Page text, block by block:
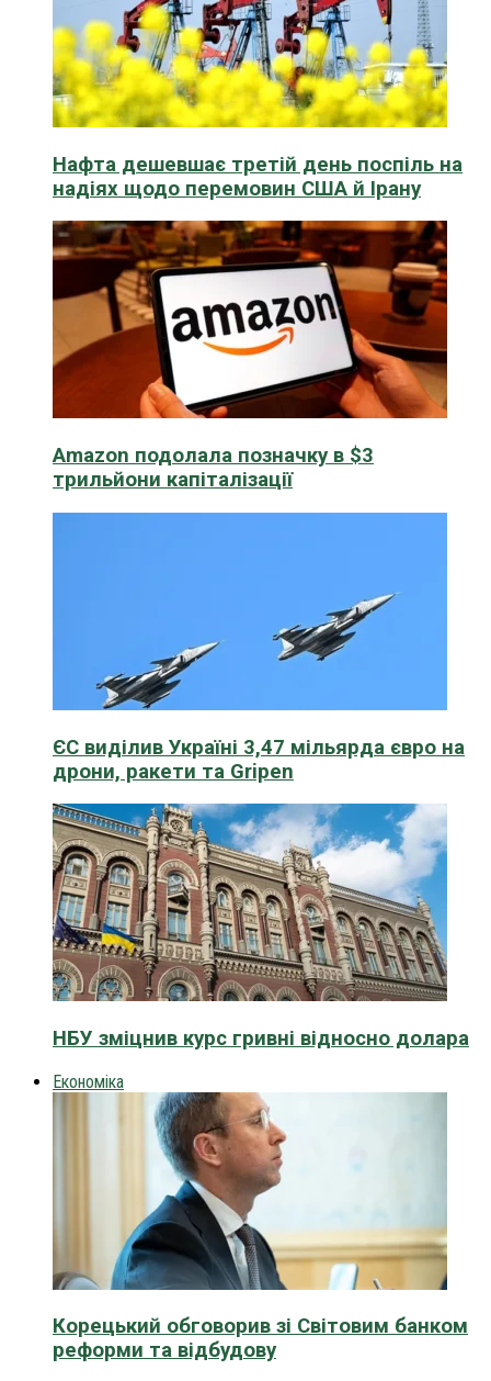
Нафта дешевшає третій день поспіль на
надіях щодо перемовин США й Ірану
Amazon подолала позначку в $3
трильйони капіталізації
ЄС виділив Україні 3,47 мільярда євро на
дрони, ракети та Gripen
НБУ зміцнив курс гривні відносно долара
Економіка
Корецький обговорив зі Світовим банком
реформи та відбудову